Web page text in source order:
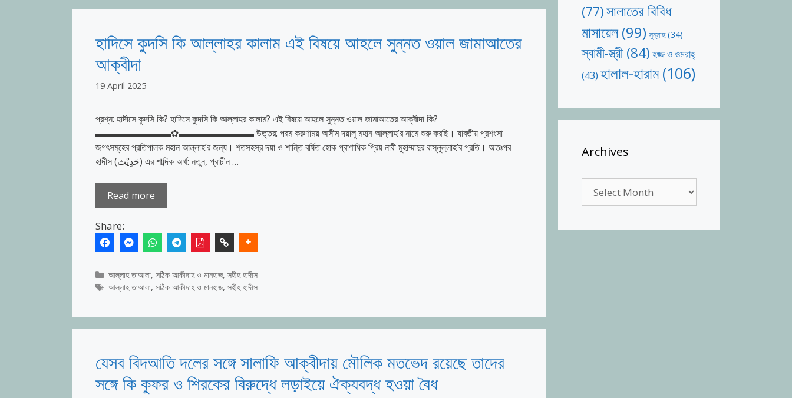
হাদিসে কুদসি কি আল্লাহর কালাম এই বিষয়ে আহলে সুন্নত ওয়াল জামাআতের
আক্বীদা
19 April 2025
প্রশ্ন: হাদীসে কুদসি কি? হাদিসে কুদসি কি আল্লাহর কালাম? এই বিষয়ে আহলে সুন্নত ওয়াল জামাআতের আক্বীদা কি?
▬▬▬▬▬▬▬▬✿▬▬▬▬▬▬▬▬ উত্তর: পরম করুণাময় অসীম দয়ালু মহান আল্লাহ’র নামে শুরু করছি। যাবতীয় প্রশংসা
জগৎসমূহের প্রতিপালক মহান আল্লাহ’র জন্য। শতসহস্র দয়া ও শান্তি বর্ষিত হোক প্রাণাধিক প্রিয় নাবী মুহাম্মাদুর রাসূলুল্লাহ’র প্রতি। অতঃপর
হাদীস (حَدِيْث) এর শাব্দিক অর্থ: নতুন, প্রাচীন …
Read more
Share:
Categories
আল্লাহ তাআলা, সঠিক আকীদাহ ও মানহাজ, সহীহ হাদীস
Tags
আল্লাহ তাআলা, সঠিক আকীদাহ ও মানহাজ, সহীহ হাদীস
যেসব বিদআতি দলের সঙ্গে সালাফি আক্বীদায় মৌলিক মতভেদ রয়েছে তাদের
সঙ্গে কি কুফর ও শিরকের বিরুদ্ধে লড়াইয়ে ঐক্যবদ্ধ হওয়া বৈধ
(77)সালাতের বিবিধ
মাসায়েল(99) সুন্নাহ(34)
স্বামী-স্ত্রী(84) হজ্জ ও ওমরাহ্‌
(43) হালাল-হারাম(106)
Archives